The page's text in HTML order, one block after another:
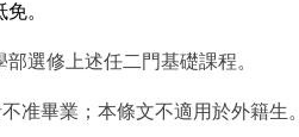
。
選修上述任二門基礎課程。
准畢業；本條文不適用於外籍生。